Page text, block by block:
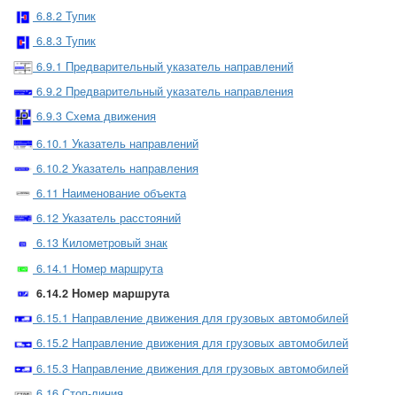
6.8.2 Тупик
6.8.3 Тупик
6.9.1 Предварительный указатель направлений
6.9.2 Предварительный указатель направления
6.9.3 Схема движения
6.10.1 Указатель направлений
6.10.2 Указатель направления
6.11 Наименование объекта
6.12 Указатель расстояний
6.13 Километровый знак
6.14.1 Номер маршрута
6.14.2 Номер маршрута
6.15.1 Направление движения для грузовых автомобилей
6.15.2 Направление движения для грузовых автомобилей
6.15.3 Направление движения для грузовых автомобилей